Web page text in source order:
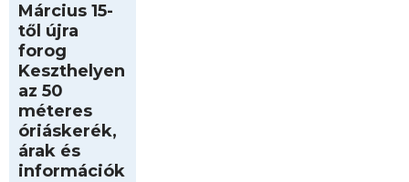
Március 15-
től újra
forog
Keszthelyen
az 50
méteres
óriáskerék,
árak és
információk